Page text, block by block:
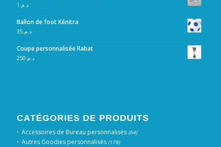
د.م. 1
Ballon de foot Kénitra
د.م.35
Coupe personnalisée Rabat
د.م. 250
CATÉGORIES DE PRODUITS
Accessoires de Bureau personnalisés (64)
Autres Goodies personnalisés (178)